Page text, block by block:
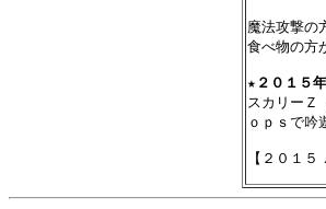
魔法攻撃の
食べ物の方
★ ２０１５
スカリーＺ
ｏｐｓで吟